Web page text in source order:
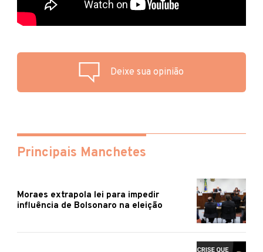
Deixe sua opinião
Principais Manchetes
Moraes extrapola lei para impedir
influência de Bolsonaro na eleição